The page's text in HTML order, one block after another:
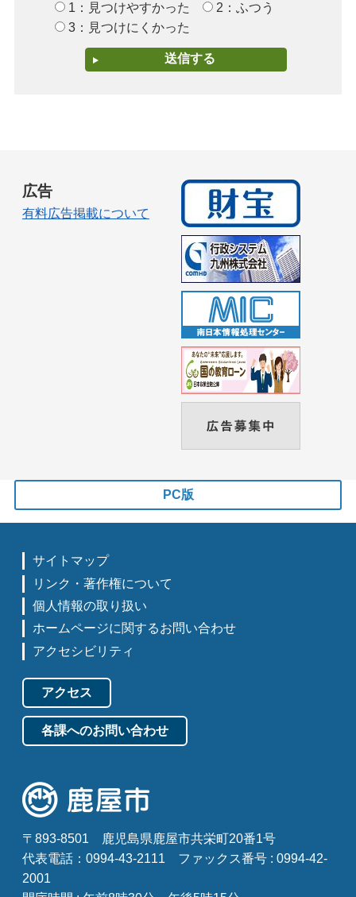
1：見つけやすかった
2：ふつう
3：見つけにくかった
広告
有料広告掲載について
PC版
サイトマップ
リンク・著作権について
個人情報の取り扱い
ホームページに関するお問い合わせ
アクセシビリティ
アクセス
各課へのお問い合わせ
〒893-8501
鹿児島県鹿屋市共栄町20番1号
代表電話：0994-43-2111
ファックス番号 : 0994-42-
2001